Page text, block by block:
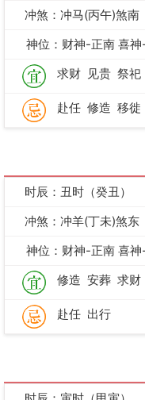
冲煞：冲马(丙午)煞南
神位：财神-正南 喜
求财 见贵 祭祀
赴任 修造 移徙
时辰：丑时（癸丑）
冲煞：冲羊(丁未)煞东
神位：财神-正南 喜
修造 安葬 求财
赴任 出行